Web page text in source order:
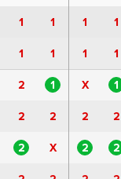
1 1 1 1
1 1 1 1
2 1 X 1
2 2 2 2
2 X 2 2